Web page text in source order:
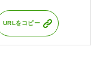
URLをコピー